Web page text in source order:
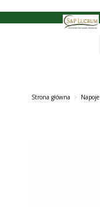
Strona główna > Napoje